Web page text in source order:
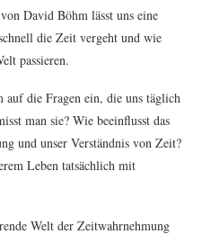
David Böhm lässt uns eine
die Zeit vergeht und wie
passieren.
auf die Fragen ein, die uns täglich
man sie? Wie beeinflusst das
und unser Verständnis von Zeit?
Leben tatsächlich mit
Welt der Zeitwahrnehmung